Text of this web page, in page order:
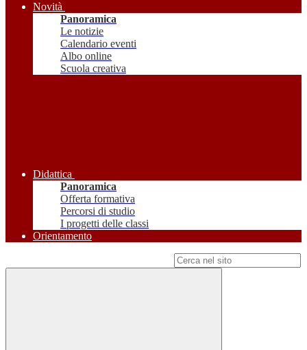
Novità
Panoramica
Le notizie
Calendario eventi
Albo online
Scuola creativa
Didattica
Panoramica
Offerta formativa
Percorsi di studio
I progetti delle classi
Orientamento